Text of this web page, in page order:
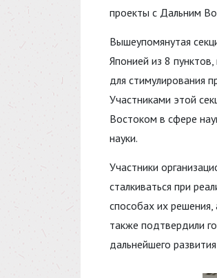
проекты с Дальним
Вышеупомянутая
Японией из 8
для стимулирования
Участниками этой
Востоком в сфере
науки.
Участники
сталкиваться при
способах их решения,
также подтвердили
дальнейшего